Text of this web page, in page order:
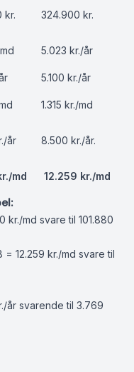
kr. 324.900 kr.
5.023 kr./år
5.100 kr./år
1.315 kr./md
år 8.500 kr./år.
md 12.259 kr./md
kr./md svare til 101.880
12.259 kr./md svare til
år svarende til 3.769